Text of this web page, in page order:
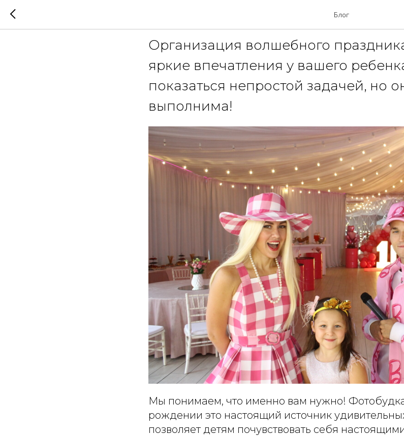
Блог
Фотобудка на детский
Организация волшебного
яркие впечатления у вашего
показаться непростой задачей, но
выполнима!
Мы понимаем, что именно вам нужно!
рождении это настоящий источник
позволяет детям почувствовать себя